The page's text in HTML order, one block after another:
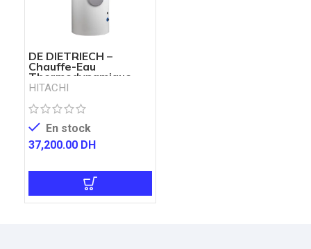
DE DIETRIECH –
Chauffe-Eau
Thermodynamique
ELENSIO 250H
HITACHI
En stock
37,200.00 DH